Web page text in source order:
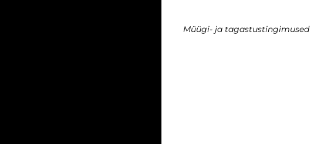
Müügi- ja tagastustingimused